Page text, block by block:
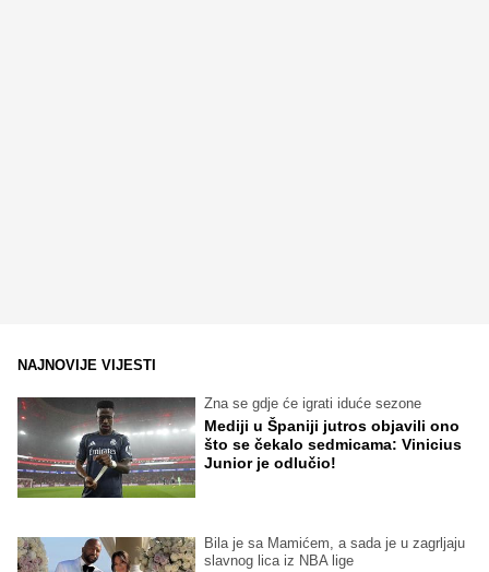
NAJNOVIJE VIJESTI
Zna se gdje će igrati iduće sezone
Mediji u Španiji jutros objavili ono
što se čekalo sedmicama: Vinicius
Junior je odlučio!
Bila je sa Mamićem, a sada je u zagrljaju
slavnog lica iz NBA lige